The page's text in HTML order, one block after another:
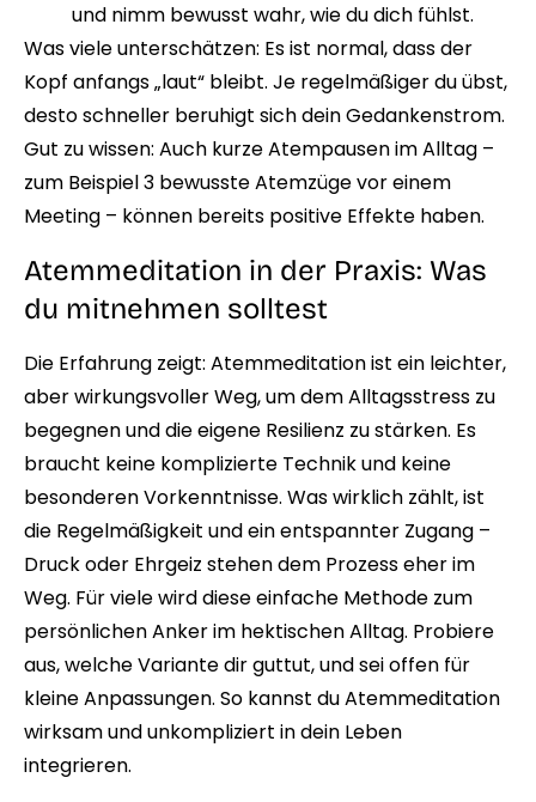
und nimm bewusst wahr, wie du dich fühlst.
Was viele unterschätzen: Es ist normal, dass der
Kopf anfangs „laut“ bleibt. Je regelmäßiger du übst,
desto schneller beruhigt sich dein Gedankenstrom.
Gut zu wissen: Auch kurze Atempausen im Alltag –
zum Beispiel 3 bewusste Atemzüge vor einem
Meeting – können bereits positive Effekte haben.
Atemmeditation in der Praxis: Was
du mitnehmen solltest
Die Erfahrung zeigt: Atemmeditation ist ein leichter,
aber wirkungsvoller Weg, um dem Alltagsstress zu
begegnen und die eigene Resilienz zu stärken. Es
braucht keine komplizierte Technik und keine
besonderen Vorkenntnisse. Was wirklich zählt, ist
die Regelmäßigkeit und ein entspannter Zugang –
Druck oder Ehrgeiz stehen dem Prozess eher im
Weg. Für viele wird diese einfache Methode zum
persönlichen Anker im hektischen Alltag. Probiere
aus, welche Variante dir guttut, und sei offen für
kleine Anpassungen. So kannst du Atemmeditation
wirksam und unkompliziert in dein Leben
integrieren.